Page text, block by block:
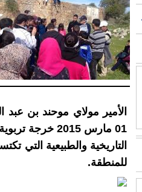
الأمير مولاي موحند بن
01 مارس 2015
التاريخية والطبيعية التي
للمنطقة.